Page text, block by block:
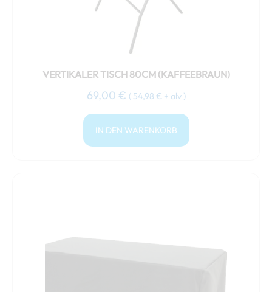
VERTIKALER TISCH 80CM (KAFFEEBRAUN)
69,00 € ( 54,98 € + alv )
IN DEN WARENKORB